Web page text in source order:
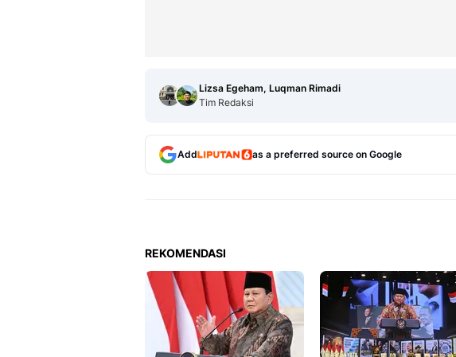
Lizsa Egeham, Luqman Rimadi
Tim Redaksi
Add as a preferred source on Google
REKOMENDASI